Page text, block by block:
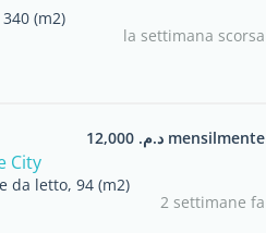
(m2)
la settimana scorsa
د.م. 12,000 mensilmente
City
da letto, 94 (m2)
2 settimane fa